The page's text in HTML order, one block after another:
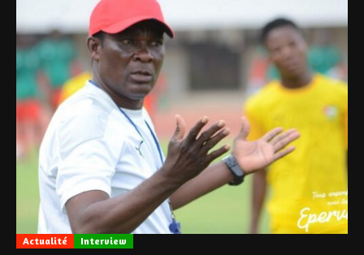
Actualité Interview